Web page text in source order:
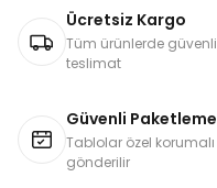
Ücretsiz Kargo
Tüm ürünlerde güvenli
teslimat
Güvenli Paketleme
Tablolar özel korumalı
gönderilir